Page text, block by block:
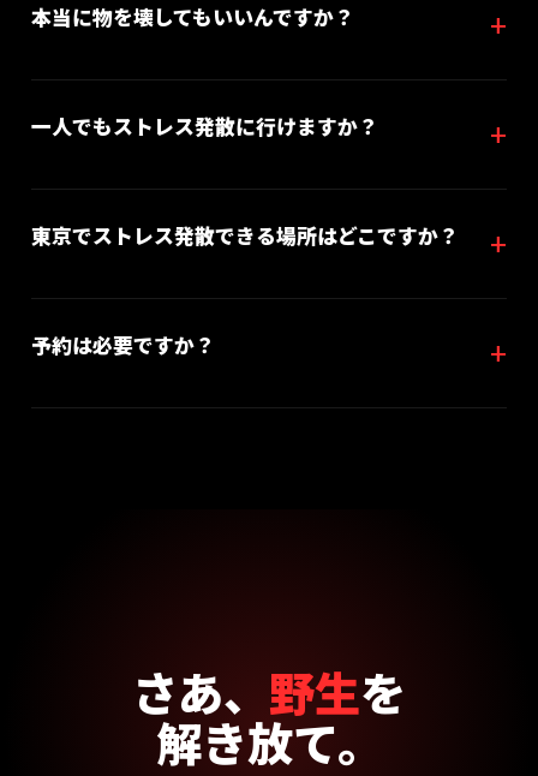
本当に物を壊してもいいんですか？
一人でもストレス発散に行けますか？
東京でストレス発散できる場所はどこですか？
予約は必要ですか？
さあ、 野生を
解き放て。